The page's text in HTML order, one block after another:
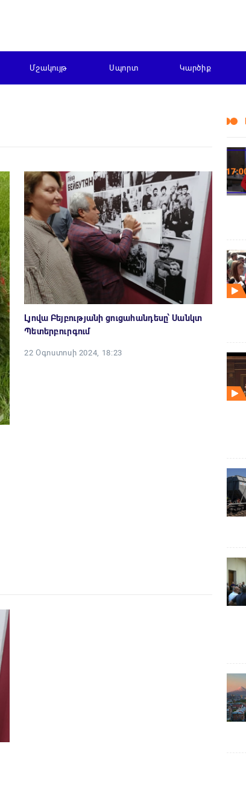
Մշակույթ Սպորտ Կարծիք
Լյովա Բեյբությանի ցուցահանդեսը՝ Սանկտ
Պետերբուրգում
22 Օգոստոսի 2024, 18:23